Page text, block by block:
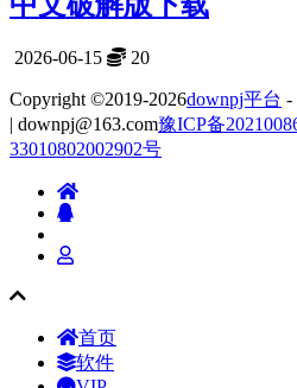
2026-06-15 20
Copyright ©2019-2026downpj平台 -
| downpj@163.com豫ICP备
33010802002902号
首页
软件